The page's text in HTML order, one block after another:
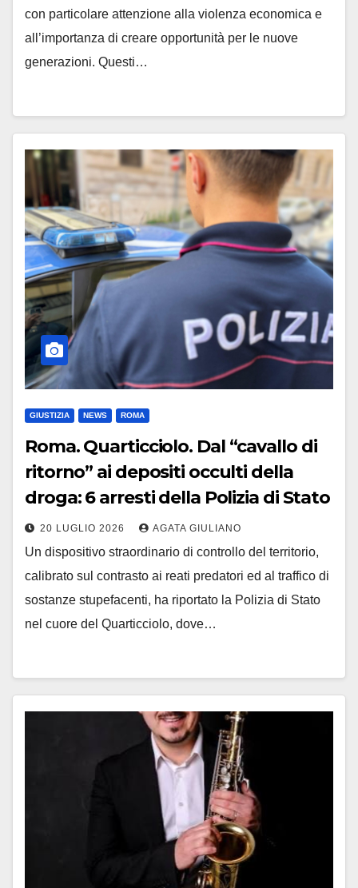
con particolare attenzione alla violenza economica e
all’importanza di creare opportunità per le nuove
generazioni. Questi…
GIUSTIZIA NEWS ROMA
Roma. Quarticciolo. Dal “cavallo di
ritorno” ai depositi occulti della
droga: 6 arresti della Polizia di Stato
20 LUGLIO 2026 AGATA GIULIANO
Un dispositivo straordinario di controllo del territorio,
calibrato sul contrasto ai reati predatori ed al traffico di
sostanze stupefacenti, ha riportato la Polizia di Stato
nel cuore del Quarticciolo, dove…